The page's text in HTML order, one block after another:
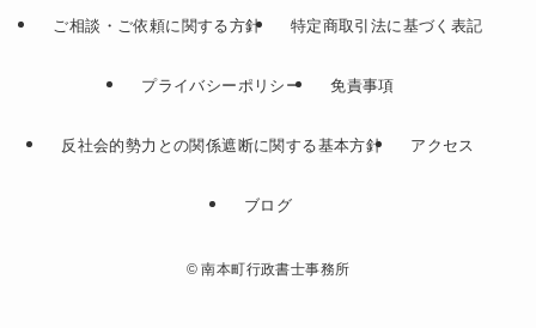
ご相談・ご依頼に関する方針 特定商取引法に基づく表記
プライバシーポリシー 免責事項
反社会的勢力との関係遮断に関する基本方針 アクセス
ブログ
©南本町行政書士事務所